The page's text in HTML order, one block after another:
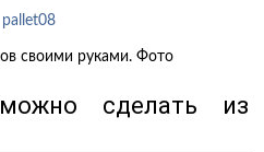
своими руками. Фото
сделать из